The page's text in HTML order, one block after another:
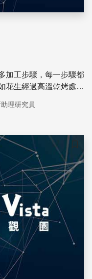
加工步驟，每一步驟都
花生經過高溫乾烤處
理研究員
儲存